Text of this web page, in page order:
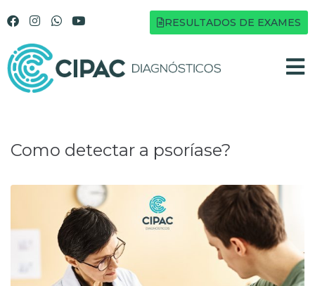
RESULTADOS DE EXAMES
Como detectar a psoríase?